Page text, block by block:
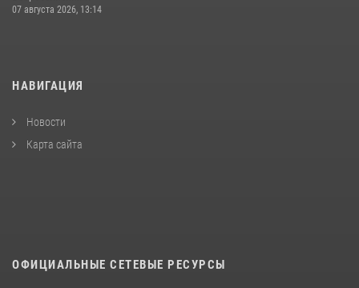
07 августа 2026, 13:14
НАВИГАЦИЯ
Новости
Карта сайта
ОФИЦИАЛЬНЫЕ СЕТЕВЫЕ РЕСУРСЫ